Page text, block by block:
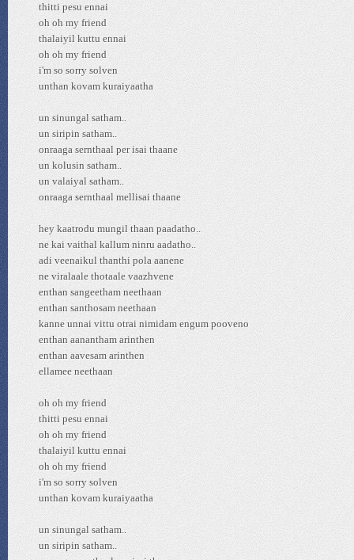
thitti pesu ennai
oh oh my friend
thalaiyil kuttu ennai
oh oh my friend
i'm so sorry solven
unthan kovam kuraiyaatha
un sinungal satham..
un siripin satham..
onraaga sernthaal per isai thaane
un kolusin satham..
un valaiyal satham..
onraaga sernthaal mellisai thaane
hey kaatrodu mungil thaan paadatho..
ne kai vaithal kallum ninru aadatho..
adi veenaikul thanthi pola aanene
ne viralaale thotaale vaazhvene
enthan sangeetham neethaan
enthan santhosam neethaan
kanne unnai vittu otrai nimidam engum pooveno
enthan aanantham arinthen
enthan aavesam arinthen
ellamee neethaan
oh oh my friend
thitti pesu ennai
oh oh my friend
thalaiyil kuttu ennai
oh oh my friend
i'm so sorry solven
unthan kovam kuraiyaatha
un sinungal satham..
un siripin satham..